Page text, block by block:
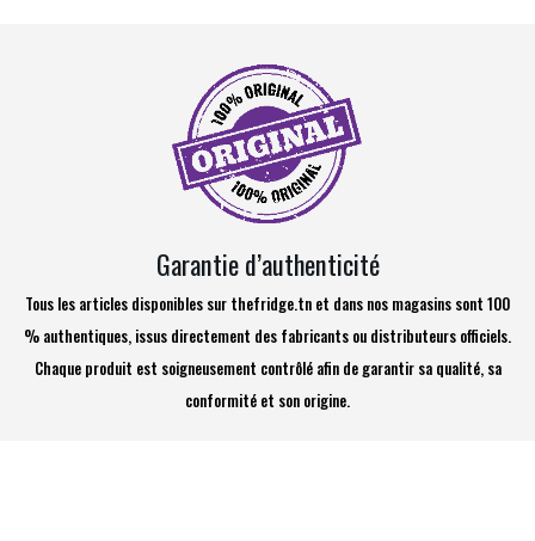
Garantie d’authenticité
Tous les articles disponibles sur thefridge.tn et dans nos magasins sont 100
% authentiques, issus directement des fabricants ou distributeurs officiels.
Chaque produit est soigneusement contrôlé afin de garantir sa qualité, sa
conformité et son origine.